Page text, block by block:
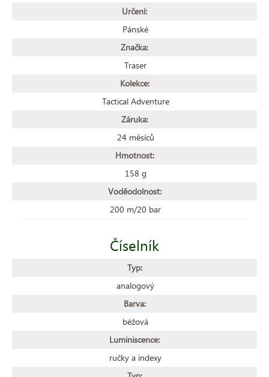
Určení:
Pánské
Značka:
Traser
Kolekce:
Tactical Adventure
Záruka:
24 měsíců
Hmotnost:
158 g
Voděodolnost:
200 m/20 bar
Číselník
Typ:
analogový
Barva:
béžová
Luminiscence:
ručky a indexy